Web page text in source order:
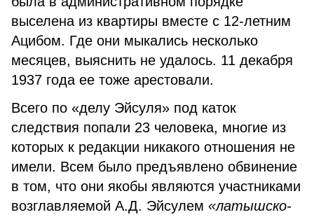
выселена из квартиры вместе с 12-летним
Ацибом. Где они мыкались несколько
месяцев, выяснить не удалось. 11 декабря
1937 года ее тоже арестовали.
Всего по «делу Эйсуля» под каток
следствия попали 23 человека, многие из
которых к редакции никакого отношения не
имели. Всем было предъявлено обвинение
в том, что они якобы являются участниками
возглавляемой А.Д. Эйсулем «латышско-